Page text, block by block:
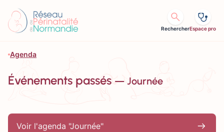
RechercherEspace pro
Agenda
Événements passés — Journée
Voir l'agenda "Journée"